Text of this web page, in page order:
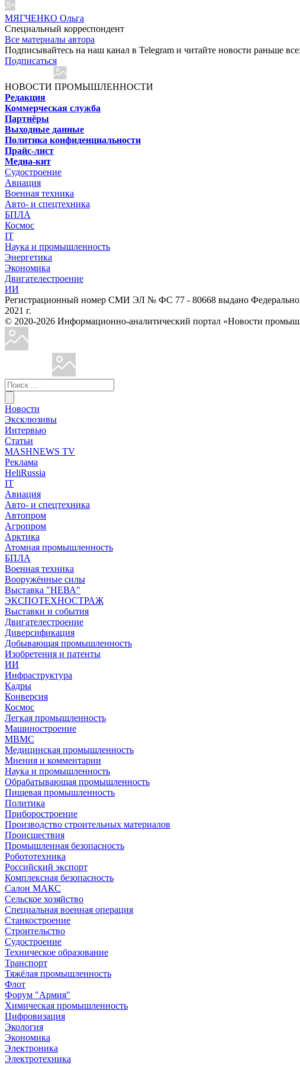
МЯГЧЕНКО Ольга
Cпециальный корреспондент
Все материалы автора
Подписывайтесь на наш канал в Telegram и читайте новости раньше
Подписаться
НОВОСТИ ПРОМЫШЛЕННОСТИ
Редакция
Коммерческая служба
Партнёры
Выходные данные
Политика конфиденциальности
Прайс-лист
Медиа-кит
Судостроение
Авиация
Военная техника
Авто- и спецтехника
БПЛА
Космос
IT
Наука и промышленность
Энергетика
Экономика
Двигателестроение
ИИ
Регистрационный номер СМИ ЭЛ № ФС 77 - 80668 выдано Федеральной
2021 г.
© 2020-2026 Информационно-аналитический портал «Новости
Новости
Эксклюзивы
Интервью
Статьи
MASHNEWS TV
Реклама
HeliRussia
IT
Авиация
Авто- и спецтехника
Автопром
Агропром
Арктика
Атомная промышленность
БПЛА
Военная техника
Вооружённые силы
Выставка "НЕВА"
ЭКСПОТЕХНОСТРАЖ
Выставки и события
Двигателестроение
Диверсификация
Добывающая промышленность
Изобретения и патенты
ИИ
Инфраструктура
Кадры
Конверсия
Космос
Легкая промышленность
Машиностроение
МВМС
Медицинская промышленность
Мнения и комментарии
Наука и промышленность
Обрабатывающая промышленность
Пищевая промышленность
Политика
Приборостроение
Производство строительных материалов
Происшествия
Промышленная безопасность
Робототехника
Российский экспорт
Комплексная безопасность
Салон МАКС
Сельское хозяйство
Специальная военная операция
Станкостроение
Строительство
Судостроение
Техническое образование
Транспорт
Тяжёлая промышленность
Флот
Форум "Армия"
Химическая промышленность
Цифровизация
Экология
Экономика
Электроника
Электротехника